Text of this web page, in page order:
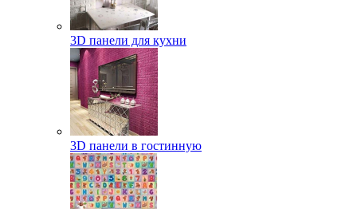
3D панели для кухни
3D панели в гостинную